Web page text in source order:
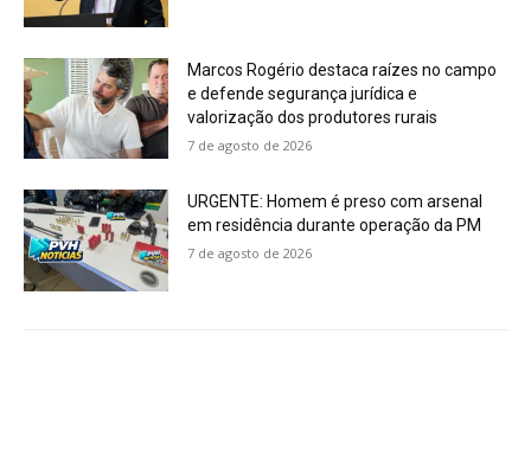
Marcos Rogério destaca raízes no campo
e defende segurança jurídica e
valorização dos produtores rurais
7 de agosto de 2026
URGENTE: Homem é preso com arsenal
em residência durante operação da PM
7 de agosto de 2026